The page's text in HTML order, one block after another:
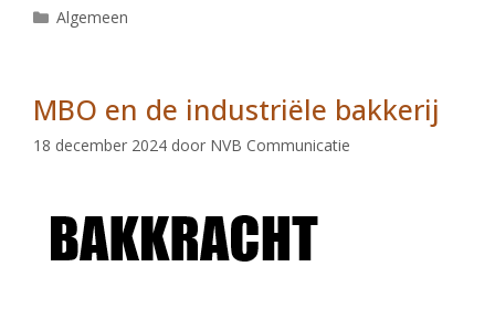
Algemeen
MBO en de industriële bakkerij
18 december 2024 door NVB Communicatie